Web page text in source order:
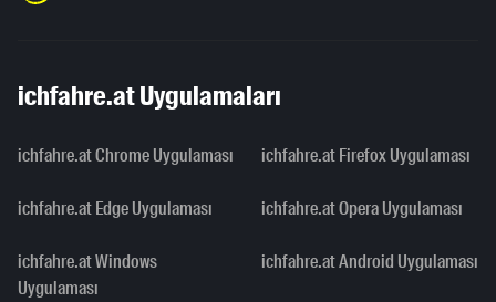
ichfahre.at Uygulamaları
ichfahre.at Chrome Uygulaması ichfahre.at Firefox Uygulaması
ichfahre.at Edge Uygulaması ichfahre.at Opera Uygulaması
ichfahre.at Windows
Uygulaması
ichfahre.at Android Uygulaması